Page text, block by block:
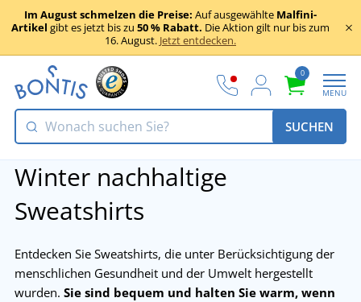
Im August schmelzen die Preise: Auf ausgewählte Malfini-
Artikel gibt es jetzt bis zu 50 % Rabatt. Die Aktion gilt nur bis zum
16. August. Jetzt entdecken.
0
MENU
SUCHEN
Winter nachhaltige
Sweatshirts
Entdecken Sie Sweatshirts, die unter Berücksichtigung der
menschlichen Gesundheit und der Umwelt hergestellt
wurden. Sie sind bequem und halten Sie warm, wenn